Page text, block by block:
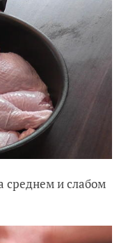
среднем и слабом